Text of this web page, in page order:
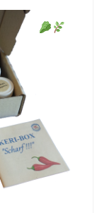
Sellerie